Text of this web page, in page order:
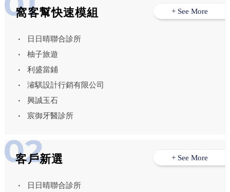
窩客幫快速模組
日日晴聯合診所
柚子旅遊
利盛當鋪
濬騏設計行銷有限公司
興誠玉石
宸御牙醫診所
+ See More
客戶新選
日日晴聯合診所
+ See More